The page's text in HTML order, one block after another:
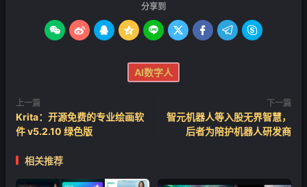
分享到
        
AI数字人
上一篇
Krita：开源免费的专业绘画软
件 v5.2.10 绿色版
下一篇
智元机器人等入股无界智慧，
后者为陪护机器人研发商
相关推荐